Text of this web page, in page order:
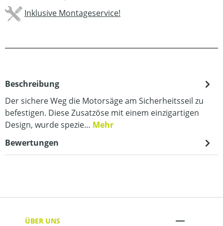
Inklusive Montageservice!
Beschreibung
Der sichere Weg die Motorsäge am Sicherheitsseil zu
befestigen. Diese Zusatzöse mit einem einzigartigen
Design, wurde spezie… Mehr
Bewertungen
ÜBER UNS